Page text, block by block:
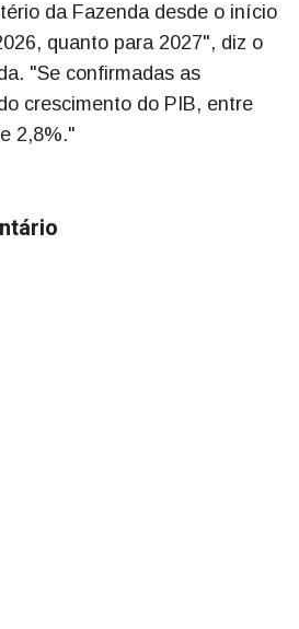
da Fazenda desde o início
quanto para 2027", diz o
"Se confirmadas as
crescimento do PIB, entre
2,8%."